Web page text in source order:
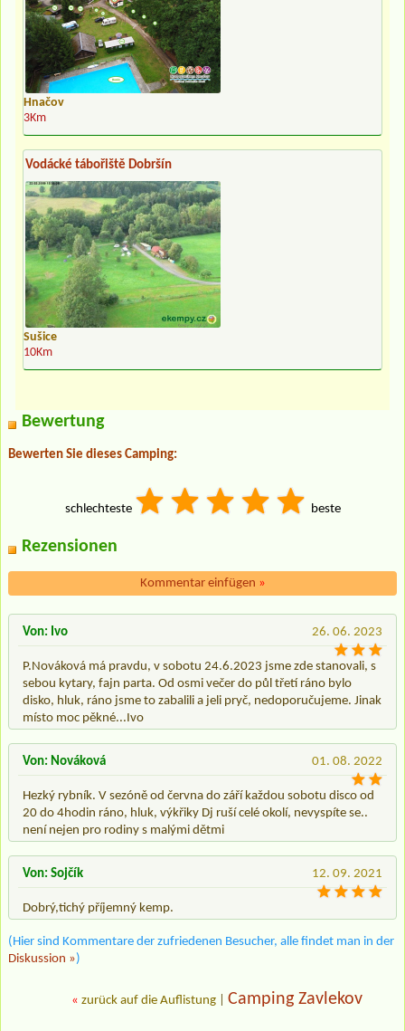
Hnačov
3Km
Vodácké tábořiště Dobršín
Sušice
10Km
Bewertung
Bewerten Sie dieses Camping:
schlechteste beste
Rezensionen
Kommentar einfügen »
26. 06. 2023
Von: Ivo
P.Nováková má pravdu, v sobotu 24.6.2023 jsme zde stanovali, s
sebou kytary, fajn parta. Od osmi večer do půl třetí ráno bylo
disko, hluk, ráno jsme to zabalili a jeli pryč, nedoporučujeme. Jinak
místo moc pěkné...Ivo
01. 08. 2022
Von: Nováková
Hezký rybník. V sezóně od června do září každou sobotu disco od
20 do 4hodin ráno, hluk, výkřiky Dj ruší celé okolí, nevyspíte se..
není nejen pro rodiny s malými dětmi
12. 09. 2021
Von: Sojčík
Dobrý,tichý příjemný kemp.
(Hier sind Kommentare der zufriedenen Besucher, alle findet man in der
Diskussion »)
« zurück auf die Auflistung Camping Zavlekov